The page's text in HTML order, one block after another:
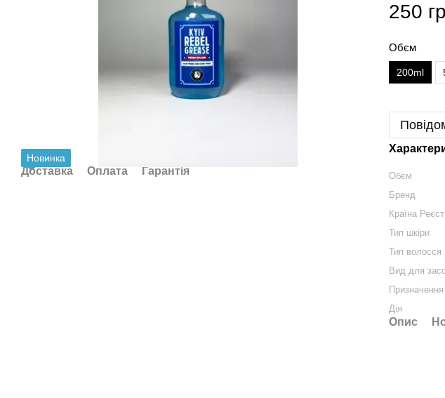
Новинка
Доставка Оплата Гарантія
250
Обєм
200ml
Обєм
Бренд
Країна
Тип шкіри
Тип волосся
Вид для
Призначення
Дія
Опис